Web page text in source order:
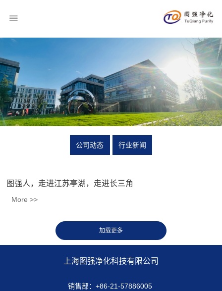
公司动态 行业新闻
图强人，走进江苏亭湖，走进长三角
More >>
上海图强净化科技有限公司
销售部：+86-21-57886005